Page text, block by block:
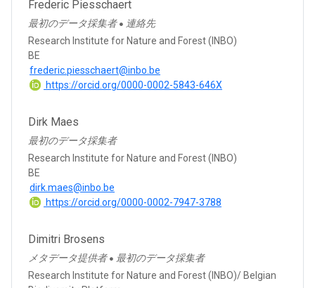
Frederic Piesschaert
最初のデータ採集者 ● 連絡先
Research Institute for Nature and Forest (INBO)
BE
frederic.piesschaert@inbo.be
https://orcid.org/0000-0002-5843-646X
Dirk Maes
最初のデータ採集者
Research Institute for Nature and Forest (INBO)
BE
dirk.maes@inbo.be
https://orcid.org/0000-0002-7947-3788
Dimitri Brosens
メタデータ提供者 ● 最初のデータ採集者
Research Institute for Nature and Forest (INBO)/ Belgian